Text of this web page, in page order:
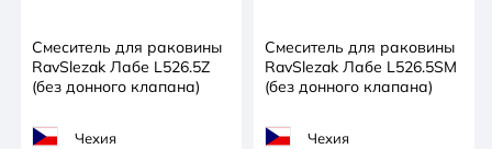
Смеситель для раковины
RavSlezak Лабе L526.5Z
(без донного клапана)
Чехия
Смеситель для раковины
RavSlezak Лабе L526.5SM
(без донного клапана)
Чехия